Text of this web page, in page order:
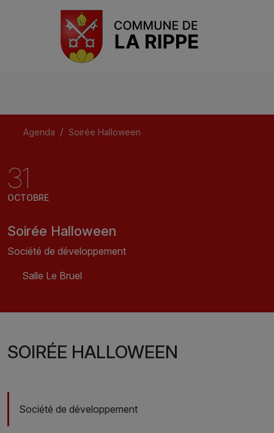
Agenda Soirée Halloween
31
OCTOBRE
Soirée Halloween
Société de développement
Salle Le Bruel
SOIRÉE HALLOWEEN
Société de développement